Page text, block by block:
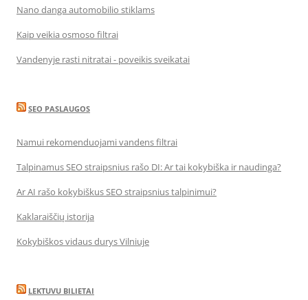
Nano danga automobilio stiklams
Kaip veikia osmoso filtrai
Vandenyje rasti nitratai - poveikis sveikatai
SEO PASLAUGOS
Namui rekomenduojami vandens filtrai
Talpinamus SEO straipsnius rašo DI: Ar tai kokybiška ir naudinga?
Ar AI rašo kokybiškus SEO straipsnius talpinimui?
Kaklaraiščių istorija
Kokybiškos vidaus durys Vilniuje
LEKTUVU BILIETAI